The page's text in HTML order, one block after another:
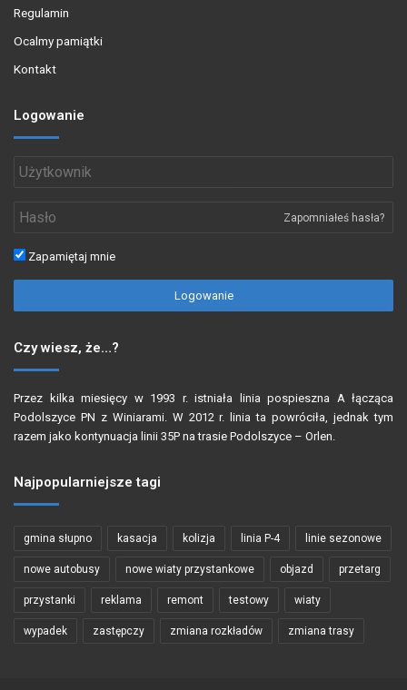
Regulamin
Ocalmy pamiątki
Kontakt
Logowanie
Zapomniałeś hasła?
Zapamiętaj mnie
Logowanie
Czy wiesz, że…?
Przez kilka miesięcy w 1993 r. istniała linia pospieszna A łącząca
Podolszyce PN z Winiarami. W 2012 r. linia ta powróciła, jednak tym
razem jako kontynuacja linii 35P na trasie Podolszyce – Orlen.
Najpopularniejsze tagi
gmina słupno kasacja kolizja linia P-4 linie sezonowe
nowe autobusy nowe wiaty przystankowe objazd przetarg
przystanki reklama remont testowy wiaty
wypadek zastępczy zmiana rozkładów zmiana trasy